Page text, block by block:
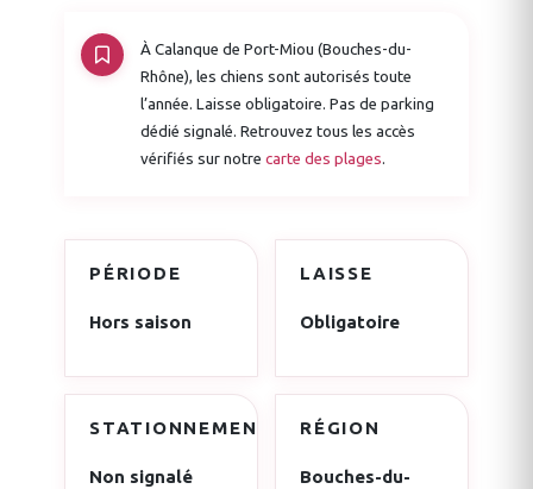
À Calanque de Port-Miou (Bouches-du-
Rhône), les chiens sont autorisés toute
l’année. Laisse obligatoire. Pas de parking
dédié signalé. Retrouvez tous les accès
vérifiés sur notre carte des plages.
PÉRIODE
Hors saison
LAISSE
Obligatoire
STATIONNEMENT
Non signalé
RÉGION
Bouches-du-